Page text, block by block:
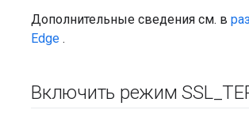
Дополнительные сведения см. в
Edge .
Включить режим SSL_